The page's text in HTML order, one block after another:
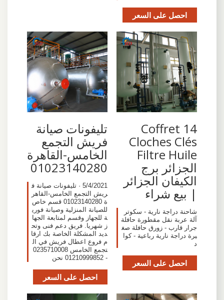
احصل على السعر
Coffret 14
Cloches Clés
Filtre Huile
الجزائر برج
الكيفان الجزائر
| بيع شراء
شاحنة دراجة نارية - سكوتر
آلة عربة نقل مقطورة حافلة
جرار قارب - زورق حافلة صغ
يرة دراجة نارية رباعية - كوا
د
احصل على السعر
تليفونات صيانة
فريش التجمع
الخامس-القاهرة
01023140280
5/4/2021 · تليفونات صيانة ف
ريش التجمع الخامس-القاهر
ة 01023140280 قسم خاص
للصيانة المنزلية وصيانة فوري
ة للجهاز وقسم لمتابعة الجها
ز شهريا. فريق دعم فنى وتح
ديد المشكلة الخاصة بك ارقا
م فروع اعطال فريش في ال
تجمع الخامس 0235710008
- 01210999852 نحن
احصل على السعر